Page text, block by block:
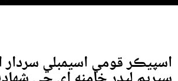
اسپيڪر قومي اسيمبلي